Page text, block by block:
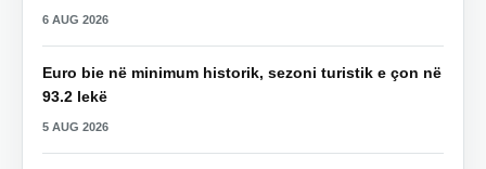
6 AUG 2026
Euro bie në minimum historik, sezoni turistik e çon në
93.2 lekë
5 AUG 2026